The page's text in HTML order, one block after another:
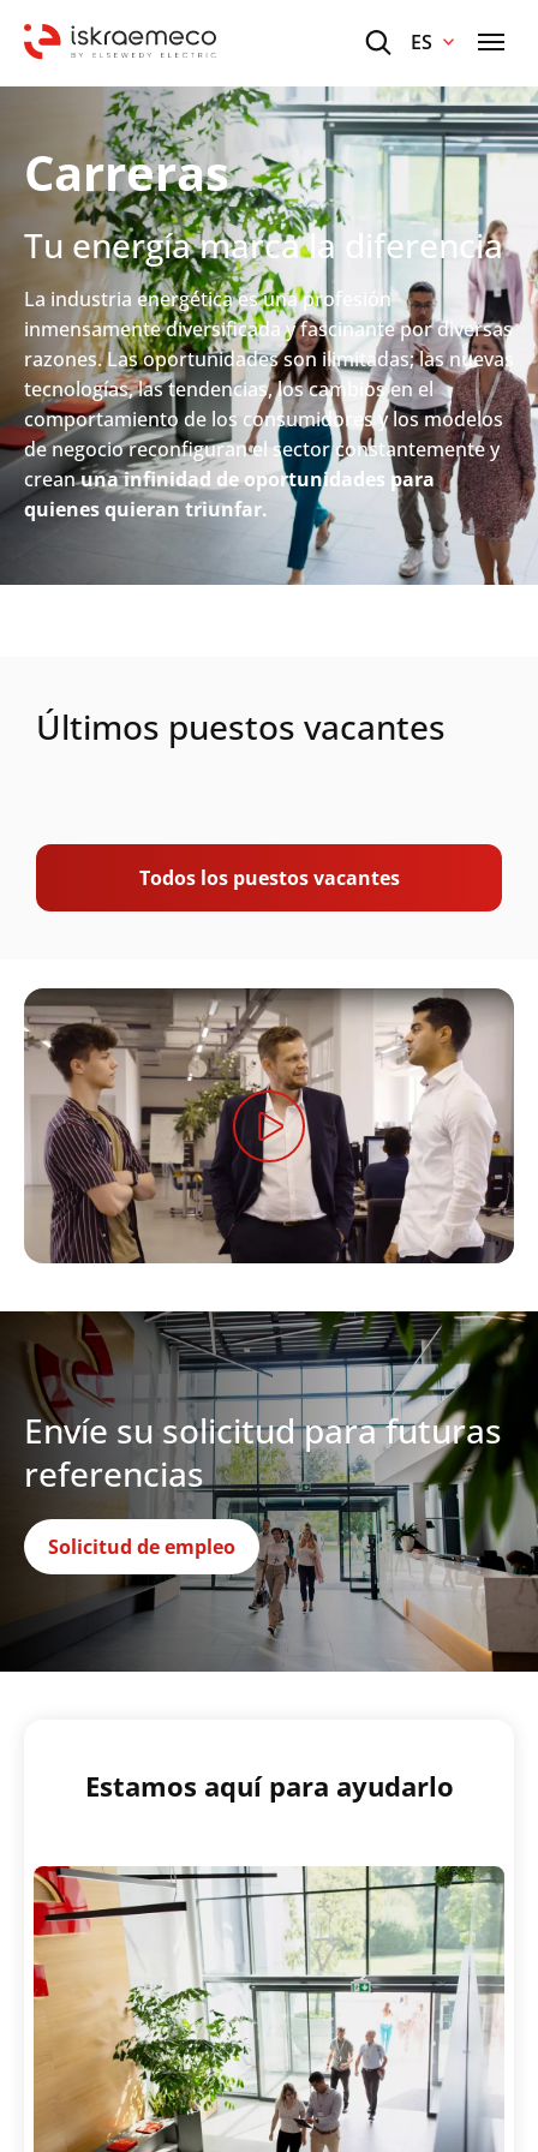
ES
Carreras
Tu energía marca la diferencia
La industria energética es una profesión
inmensamente diversificada y fascinante por diversas
razones. Las oportunidades son ilimitadas; las nuevas
tecnologías, las tendencias, los cambios en el
comportamiento de los consumidores y los modelos
de negocio reconfiguran el sector constantemente y
creanuna infinidad de oportunidades para
quienes quieran triunfar.
Últimos puestos vacantes
Todos los puestos vacantes
Envíe su solicitud para futuras
referencias
Solicitud de empleo
Estamos aquí para ayudarlo